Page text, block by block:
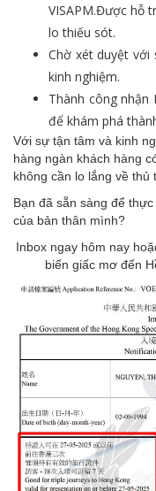
VISAPM.Được hỗ
lo thiếu sót.
Chờ xét duyệt với
kinh nghiệm.
Thành công nhận
để khám phá
Với sự tận tâm và kinh
hàng ngàn khách hàng
không cần lo lắng về thủ
Bạn đã sẵn sàng để
của bản thân mình?
Inbox ngay hôm nay
biến giấc mơ đến